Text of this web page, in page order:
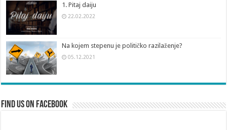
1. Pitaj daiju
22.02.2022
Na kojem stepenu je političko razilaženje?
05.12.2021
Find us on Facebook